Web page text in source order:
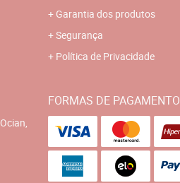
Garantia dos produtos
Segurança
Política de Privacidade
Ocian,
FORMAS DE PAGAMENTO